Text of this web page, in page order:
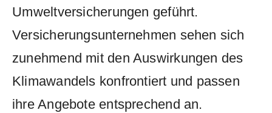
⁣Umweltversicherungen geführt.
Versicherungsunternehmen‍ sehen sich
zunehmend mit‍ den​ Auswirkungen des
Klimawandels konfrontiert und passen
ihre Angebote ​entsprechend ‍an.